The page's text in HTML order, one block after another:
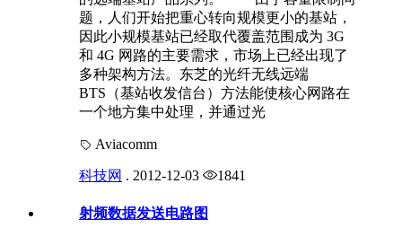
题，人们开始把重心转向规模更小的基站，
因此小规模基站已经取代覆盖范围成为 3G
和 4G 网路的主要需求，市场上已经出现了
多种架构方法。东芝的光纤无线远端
BTS（基站收发信台）方法能使核心网路在
一个地方集中处理，并通过光
Aviacomm
科技网 . 2012-12-03 1841
射频数据发送电路图